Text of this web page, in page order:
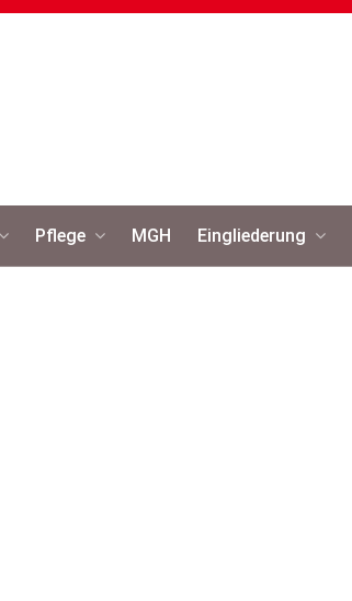
Pflege MGH Eingliederung